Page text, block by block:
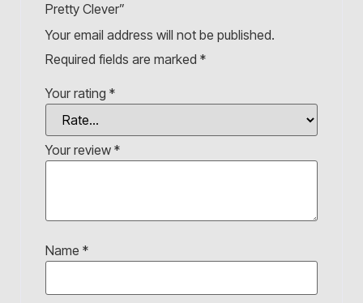
Pretty Clever”
Your email address will not be published.
Required fields are marked *
Your rating *
Your review *
Name *